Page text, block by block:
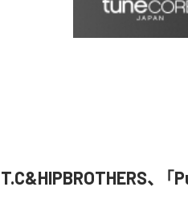
T.C&HIPBROTHERS、